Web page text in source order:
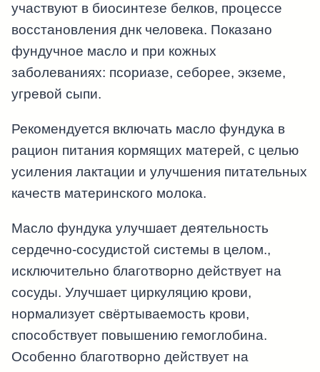
участвуют в биосинтезе белков, процессе
восстановления днк человека. Показано
фундучное масло и при кожных
заболеваниях: псориазе, себорее, экземе,
угревой сыпи.
Рекомендуется включать масло фундука в
рацион питания кормящих матерей, с целью
усиления лактации и улучшения питательных
качеств материнского молока.
Масло фундука улучшает деятельность
сердечно-сосудистой системы в целом.,
исключительно благотворно действует на
сосуды. Улучшает циркуляцию крови,
нормализует свёртываемость крови,
способствует повышению гемоглобина.
Особенно благотворно действует на